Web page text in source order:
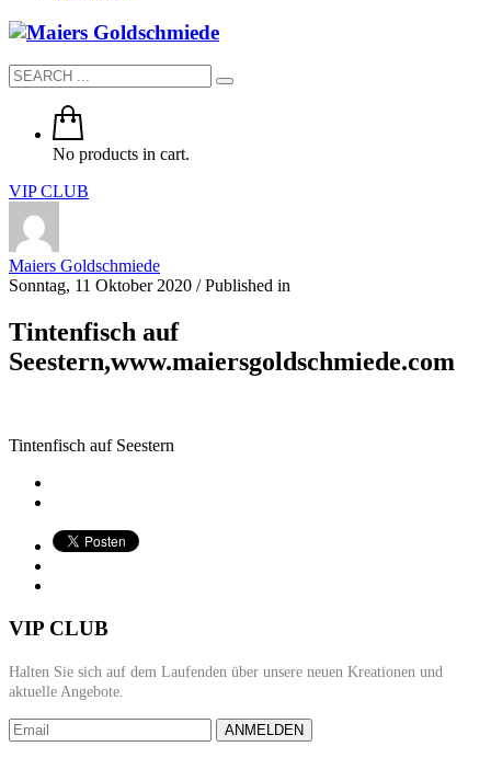
No products in cart.
VIP CLUB
Maiers Goldschmiede
Sonntag, 11 Oktober 2020 /Published in
Tintenfisch auf
Seestern,www.maiersgoldschmiede.com
Tintenfisch auf Seestern
VIP CLUB
Halten Sie sich auf dem Laufenden über unsere neuen Kreationen und
aktuelle Angebote.
ANMELDEN